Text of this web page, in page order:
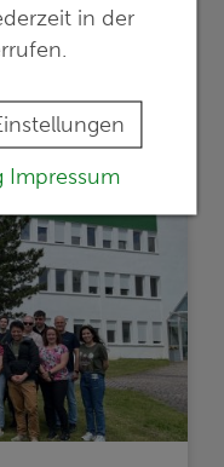
in der
Impressum